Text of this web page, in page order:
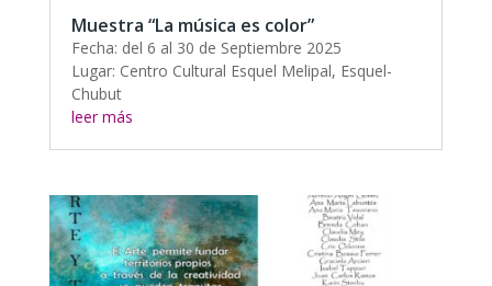
Muestra “La música es color”
Fecha: del 6 al 30 de Septiembre 2025
Lugar: Centro Cultural Esquel Melipal, Esquel-
Chubut
leer más